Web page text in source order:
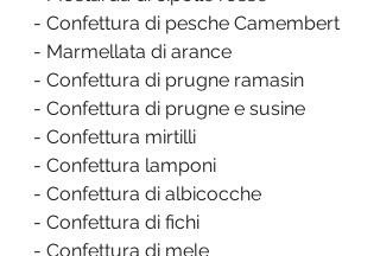
- Confettura di pesche Camembert
- Marmellata di arance
- Confettura di prugne ramasin
- Confettura di prugne e susine
- Confettura mirtilli
- Confettura lamponi
- Confettura di albicocche
- Confettura di fichi
- Confettura di mele